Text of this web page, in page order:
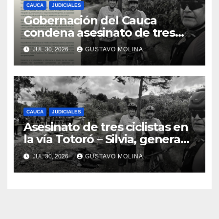
CAUCA JUDICIALES
Gobernación del Cauca
condena asesinato de tres
ciudadanos y exige medidas
urgentes al Gobierno
Nacional
JUL 30, 2026 GUSTAVO MOLINA
CAUCA JUDICIALES
Asesinato de tres ciclistas en
la vía Totoró – Silvia, genera
consternación en el Cauca
JUL 30, 2026 GUSTAVO MOLINA